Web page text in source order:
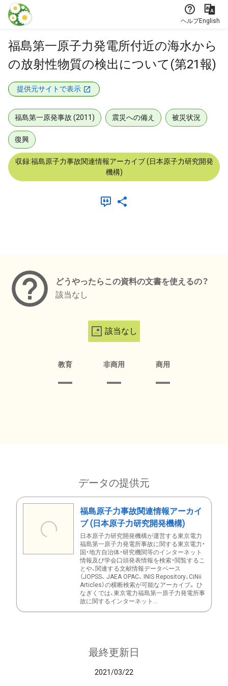
本文に飛ぶ
ヘルプEnglish
福島第一原子力発電所付近の海水から
の放射性物質の検出について(第21報)
提供元サイトで表示
福島第一原発事故 (2011) 震災への備え 被災状況
復興
収録:福島原子力事故関連情報アーカイブ (日本原子力研究開発
機構)
どうやったらこの資料の文書を使えるの？
該当なし
該当なし
教育 非商用 商用
データの提供元
福島原子力事故関連情報アーカイ
ブ (日本原子力研究開発機構)
日本原子力研究開発機構が運営する東京電力
福島第一原子力発電所事故に関する東京電力・
国・地方自治体・研究機関等のインターネット
情報及び学会口頭発表情報を検索・閲覧するこ
とや、関連する文献情報データベース
（JOPSS、 JAEA OPAC、 INIS Repository、CiNii
Articles）の横断検索が可能なアーカイブ。 ひ
なぎくでは、東京電力福島第一原子力発電所事
故に関するインターネット...
最終更新日
2021/03/22